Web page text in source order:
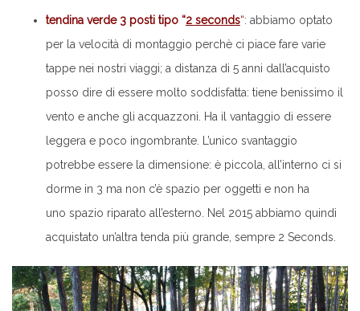
tendina verde 3 posti tipo “2 seconds“: abbiamo optato
per la velocità di montaggio perchè ci piace fare varie
tappe nei nostri viaggi; a distanza di 5 anni dall’acquisto
posso dire di essere molto soddisfatta: tiene benissimo il
vento e anche gli acquazzoni. Ha il vantaggio di essere
leggera e poco ingombrante. L’unico svantaggio
potrebbe essere la dimensione: è piccola, all’interno ci si
dorme in 3 ma non c’è spazio per oggetti e non ha
uno spazio riparato all’esterno. Nel 2015 abbiamo quindi
acquistato un’altra tenda più grande, sempre 2 Seconds.